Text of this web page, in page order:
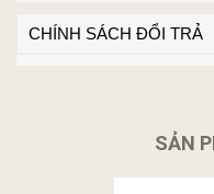
CHÍNH SÁCH ĐỔI TRẢ
SẢN